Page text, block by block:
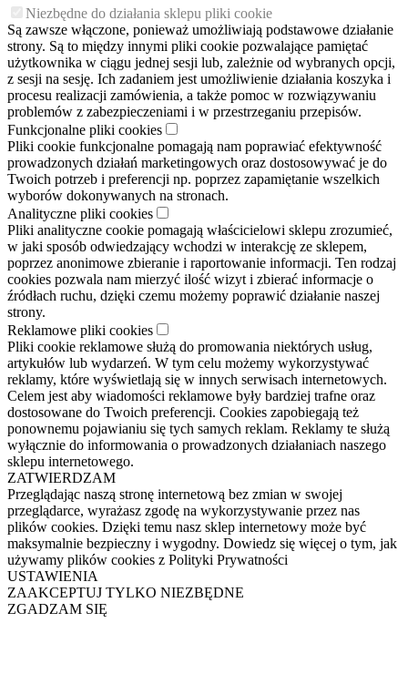
Niezbędne do działania sklepu pliki cookie
Są zawsze włączone, ponieważ umożliwiają podstawowe działanie
strony. Są to między innymi pliki cookie pozwalające pamiętać
użytkownika w ciągu jednej sesji lub, zależnie od wybranych opcji,
z sesji na sesję. Ich zadaniem jest umożliwienie działania koszyka i
procesu realizacji zamówienia, a także pomoc w rozwiązywaniu
problemów z zabezpieczeniami i w przestrzeganiu przepisów.
Funkcjonalne pliki cookies
Pliki cookie funkcjonalne pomagają nam poprawiać efektywność
prowadzonych działań marketingowych oraz dostosowywać je do
Twoich potrzeb i preferencji np. poprzez zapamiętanie wszelkich
wyborów dokonywanych na stronach.
Analityczne pliki cookies
Pliki analityczne cookie pomagają właścicielowi sklepu zrozumieć,
w jaki sposób odwiedzający wchodzi w interakcję ze sklepem,
poprzez anonimowe zbieranie i raportowanie informacji. Ten rodzaj
cookies pozwala nam mierzyć ilość wizyt i zbierać informacje o
źródłach ruchu, dzięki czemu możemy poprawić działanie naszej
strony.
Reklamowe pliki cookies
Pliki cookie reklamowe służą do promowania niektórych usług,
artykułów lub wydarzeń. W tym celu możemy wykorzystywać
reklamy, które wyświetlają się w innych serwisach internetowych.
Celem jest aby wiadomości reklamowe były bardziej trafne oraz
dostosowane do Twoich preferencji. Cookies zapobiegają też
ponownemu pojawianiu się tych samych reklam. Reklamy te służą
wyłącznie do informowania o prowadzonych działaniach naszego
sklepu internetowego.
ZATWIERDZAM
Przeglądając naszą stronę internetową bez zmian w swojej
przeglądarce, wyrażasz zgodę na wykorzystywanie przez nas
plików cookies. Dzięki temu nasz sklep internetowy może być
maksymalnie bezpieczny i wygodny. Dowiedz się więcej o tym, jak
używamy plików cookies z Polityki Prywatności
USTAWIENIA
ZAAKCEPTUJ TYLKO NIEZBĘDNE
ZGADZAM SIĘ